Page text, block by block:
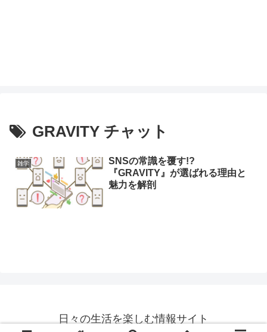
GRAVITY チャット
雑学
SNSの常識を覆す!?
『GRAVITY』が選ばれる理由と
魅力を解剖
日々の生活を楽しむ情報サイト